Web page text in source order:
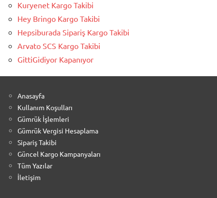
Kuryenet Kargo Takibi
Hey Bringo Kargo Takibi
Hepsiburada Sipariş Kargo Takibi
Arvato SCS Kargo Takibi
GittiGidiyor Kapanıyor
Anasayfa
Kullanım Koşulları
Gümrük İşlemleri
Gümrük Vergisi Hesaplama
Sipariş Takibi
Güncel Kargo Kampanyaları
Tüm Yazılar
İletişim